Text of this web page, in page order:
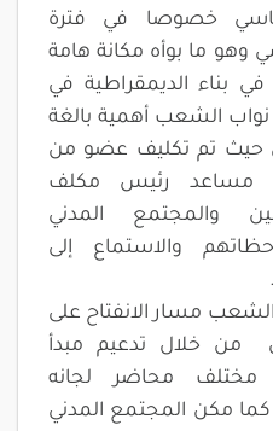
خصوصا في فترة
وهو ما بوأه مكانة هامة
بناء الديمقراطية في
الشعب أهمية بالغة
حيث تم تكليف عضو من
مساعد رئيس مكلف
والمجتمع المدني
والاستماع إلى
مسار الانفتاح على
من خلال تدعيم مبدأ
مختلف محاضر لجانه
كما مكن المجتمع المدني